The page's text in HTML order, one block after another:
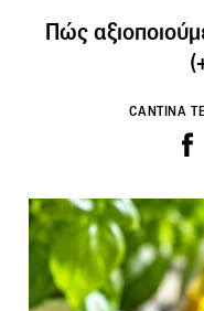
Πώς
CANTINA